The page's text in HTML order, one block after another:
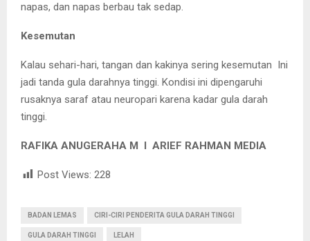
napas, dan napas berbau tak sedap.
Kesemutan
Kalau sehari-hari, tangan dan kakinya sering kesemutan Ini
jadi tanda gula darahnya tinggi. Kondisi ini dipengaruhi
rusaknya saraf atau neuropari karena kadar gula darah
tinggi.
RAFIKA ANUGERAHA M I ARIEF RAHMAN MEDIA
Post Views: 228
BADAN LEMAS CIRI-CIRI PENDERITA GULA DARAH TINGGI
GULA DARAH TINGGI LELAH